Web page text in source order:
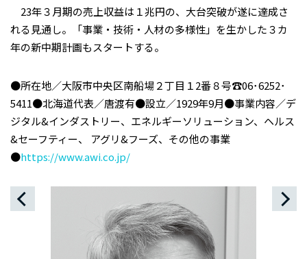
23年３月期の売上収益は１兆円の、大台突破が遂に達成さ
れる見通し。「事業・技術・人材の多様性」を生かした３カ
年の新中期計画もスタートする。
●所在地／大阪市中央区南船場２丁目１2番８号☎︎06･6252･
5411●北海道代表／唐渡有●設立／1929年9月●事業内容／デ
ジタル&インダストリー、エネルギーソリューション、ヘルス
&セーフティー、 アグリ&フーズ、その他の事業
●https://www.awi.co.jp/